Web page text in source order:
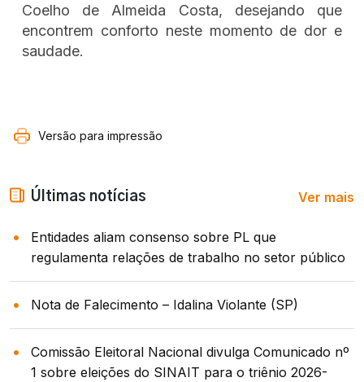
Coelho de Almeida Costa, desejando que
encontrem conforto neste momento de dor e
saudade.
Versão para impressão
Últimas notícias Ver mais
Entidades aliam consenso sobre PL que
regulamenta relações de trabalho no setor público
Nota de Falecimento – Idalina Violante (SP)
Comissão Eleitoral Nacional divulga Comunicado nº
1 sobre eleições do SINAIT para o triênio 2026-